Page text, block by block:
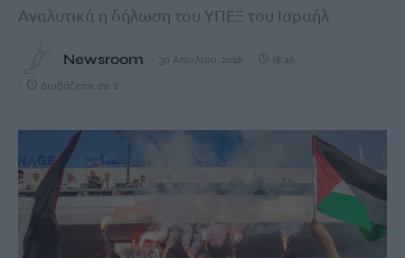
Αναλυτικά η δήλωση του ΥΠΕΞ του Ισραήλ
Newsroom 30 Απριλίου, 2026 18:46
Διαβάζεται σε 2'